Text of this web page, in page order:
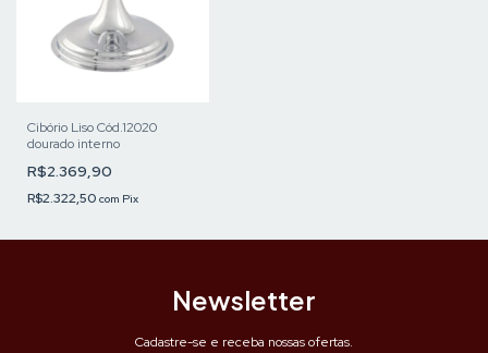
Cibório Liso Cód.12020
dourado interno
R$2.369,90
R$2.322,50 com Pix
Newsletter
Cadastre-se e receba nossas ofertas.